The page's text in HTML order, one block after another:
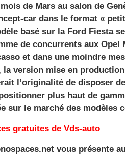
de Mars au salon de
car dans le format «
basé sur la Ford Fiesta
de concurrents aux Opel
et dans une moindre
la version mise en
l’originalité de disposer
plus haut de
sur le marché des modèles
gratuites de Vds-auto
vous présente